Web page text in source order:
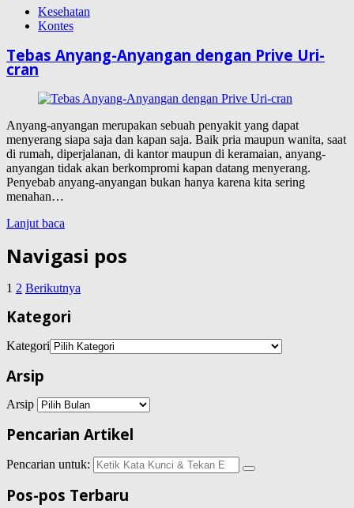
Kesehatan
Kontes
Tebas Anyang-Anyangan dengan Prive Uri-
cran
Anyang-anyangan merupakan sebuah penyakit yang dapat
menyerang siapa saja dan kapan saja. Baik pria maupun wanita, saat
di rumah, diperjalanan, di kantor maupun di keramaian, anyang-
anyangan tidak akan berkompromi kapan datang menyerang.
Penyebab anyang-anyangan bukan hanya karena kita sering
menahan…
Lanjut baca
Navigasi pos
1 2 Berikutnya
Kategori
Kategori
Arsip
Arsip
Pencarian Artikel
Pencarian untuk:
Pos-pos Terbaru